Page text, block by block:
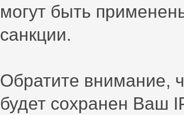
могут быть
санкции.
Обратите внимание,
будет сохранен Ваш